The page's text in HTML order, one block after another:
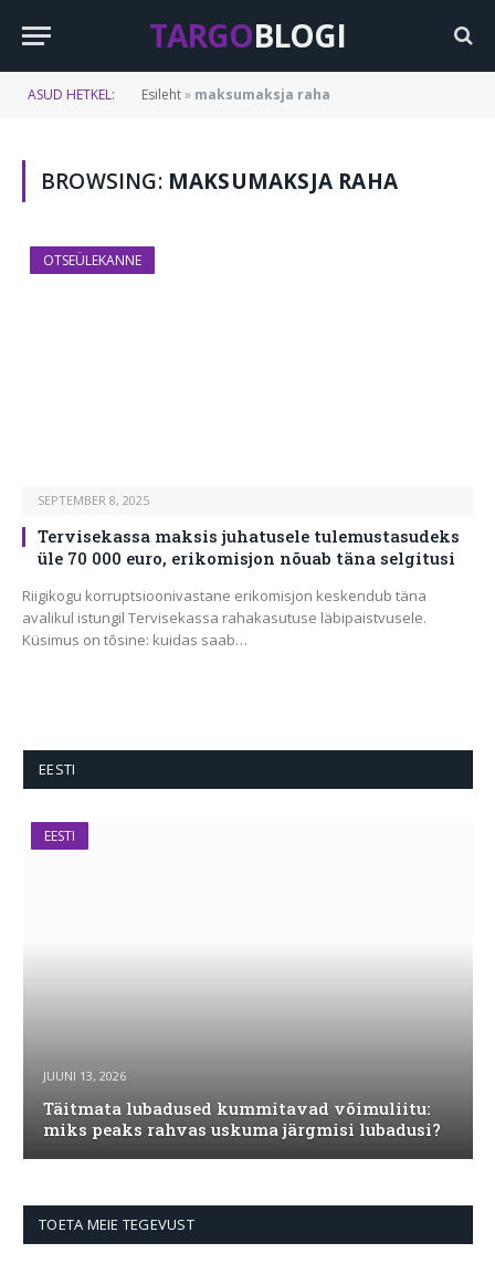
TARGOBLOGI
ASUD HETKEL: Esileht» maksumaksja raha
BROWSING: MAKSUMAKSJA RAHA
OTSEÜLEKANNE
SEPTEMBER 8, 2025
Tervisekassa maksis juhatusele tulemustasudeks
üle 70 000 euro, erikomisjon nõuab täna selgitusi
Riigikogu korruptsioonivastane erikomisjon keskendub täna
avalikul istungil Tervisekassa rahakasutuse läbipaistvusele.
Küsimus on tõsine: kuidas saab…
EESTI
EESTI
JUUNI 13, 2026
Täitmata lubadused kummitavad võimuliitu:
miks peaks rahvas uskuma järgmisi lubadusi?
TOETA MEIE TEGEVUST